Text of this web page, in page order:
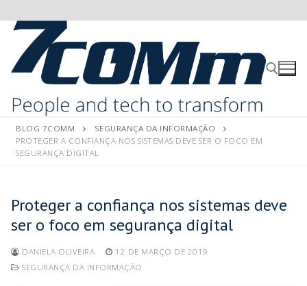
BLOG 7COMM
SEGURANÇA DA INFORMAÇÃO
PROTEGER A CONFIANÇA NOS SISTEMAS DEVE SER O FOCO EM
SEGURANÇA DIGITAL
Proteger a confiança nos sistemas deve
ser o foco em segurança digital
DANIELA OLIVEIRA
12 DE MARÇO DE 2019
SEGURANÇA DA INFORMAÇÃO